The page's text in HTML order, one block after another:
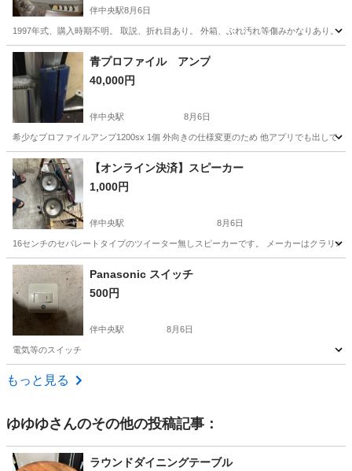
伴中央駅8月6日
1997年式、購入時期不明。 取説、折れ目あり。 外箱、ぶれ汚れ等傷みかなりあり。
広島 広島市 伴中央駅 キッチン家電
青プロファイル アンプ
40,000円
伴中央駅 8月6日
希少なプロファイルアンプ1200sx 1個 外向きの仕様変更のため 他アプリでも出してる
広島 広島市 伴中央駅 キッチン家電 仕様変更
【オンライン決済】スピーカー
1,000円
伴中央駅 8月6日
16センチのセパレートタイプのツイーター無しスピーカーです。 メーカーはクラリオ
広島 広島市 オーディオ
Panasonic スイッチ
500円
伴中央駅 8月6日
電気等のスイッチ
広島 広島市
もっと見る
ゆゆゆさんのその他の投稿記事：
ラウンドダイニングテーブル